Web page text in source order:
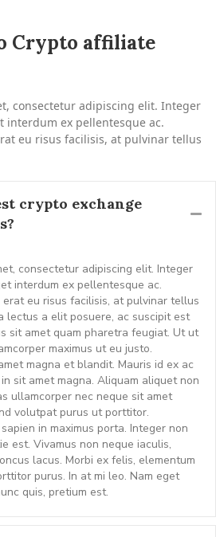
Crypto affiliate
consectetur adipiscing elit. Integer
interdum ex pellentesque ac.
eu risus facilisis, at pulvinar tellus
crypto exchange
consectetur adipiscing elit. Integer
interdum ex pellentesque ac.
eu risus facilisis, at pulvinar tellus
lectus a elit posuere, ac suscipit est
sit amet quam pharetra feugiat. Ut ut
maximus ut eu justo.
magna et blandit. Mauris id ex ac
sit amet magna. Aliquam aliquet non
ullamcorper nec neque sit amet
volutpat purus ut porttitor.
in maximus porta. Integer non
est. Vivamus non neque iaculis,
lacus. Morbi ex felis, elementum
purus. In at mi leo. Nam eget
quis, pretium est.